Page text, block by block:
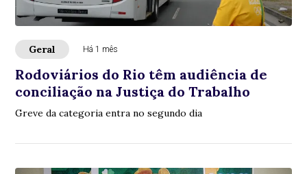
Geral Há 1 mês
Rodoviários do Rio têm audiência de
conciliação na Justiça do Trabalho
Greve da categoria entra no segundo dia